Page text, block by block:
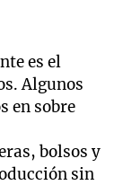
es el
Algunos
en sobre
bolsos y
sin